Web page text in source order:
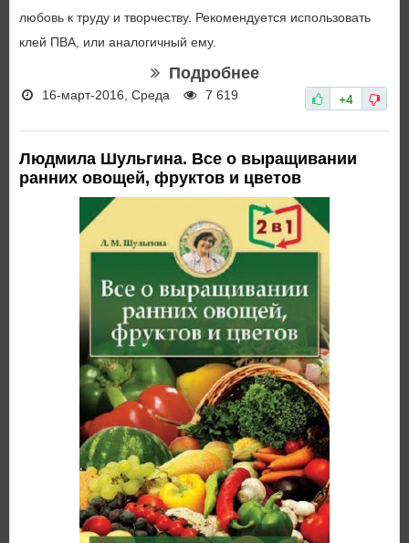
любовь к труду и творчеству. Рекомендуется использовать
клей ПВА, или аналогичный ему.
Подробнее
16-март-2016, Среда 7 619 +4
Людмила Шульгина. Все о выращивании
ранних овощей, фруктов и цветов